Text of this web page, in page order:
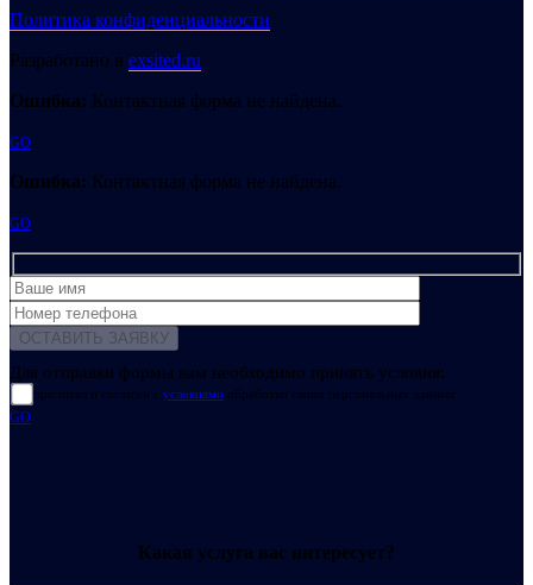
Политика конфиденциальности
Разработано в exsited.ru
Ошибка: Контактная форма не найдена.
GO
Ошибка: Контактная форма не найдена.
GO
Для отправки формы вам необходимо принять условия:
прочитал и согласен с условиями обработки своих персональных данных
GO
Какая услуга вас интересует?